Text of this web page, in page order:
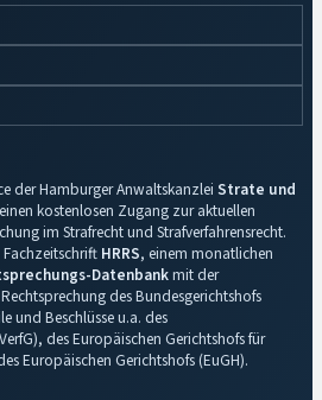
der Hamburger Anwaltskanzlei Strate und
kostenlosen Zugang zur aktuellen
im Strafrecht und Strafverfahrensrecht.
Fachzeitschrift HRRS, einem monatlichen
Datenbankmit der
des Bundesgerichtshofs
und Beschlüsse u.a. des
des Europäischen Gerichtshofs für
Europäischen Gerichtshofs (EuGH).